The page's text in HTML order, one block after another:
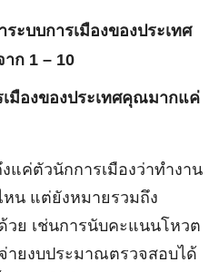
ะบบการเมืองของประเทศ
ก 1 – 10
มืองของประเทศคุณมากแค่
แค่ตัวนักการเมืองว่าทำงาน
หน แต่ยังหมายรวมถึง
วย เช่นการนับคะแนนโหวต
ายงบประมาณตรวจสอบได้